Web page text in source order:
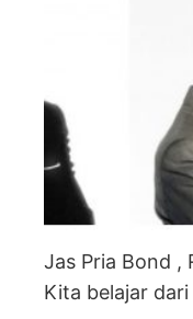
Jas Pria Bond ,
Kita belajar